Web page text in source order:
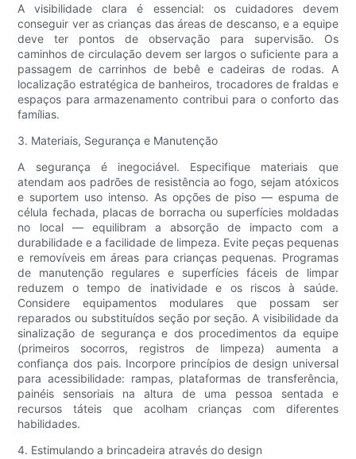
A visibilidade clara é essencial: os cuidadores devem
conseguir ver as crianças das áreas de descanso, e a equipe
deve ter pontos de observação para supervisão. Os
caminhos de circulação devem ser largos o suficiente para a
passagem de carrinhos de bebê e cadeiras de rodas. A
localização estratégica de banheiros, trocadores de fraldas e
espaços para armazenamento contribui para o conforto das
famílias.
3. Materiais, Segurança e Manutenção
A segurança é inegociável. Especifique materiais que
atendam aos padrões de resistência ao fogo, sejam atóxicos
e suportem uso intenso. As opções de piso — espuma de
célula fechada, placas de borracha ou superfícies moldadas
no local — equilibram a absorção de impacto com a
durabilidade e a facilidade de limpeza. Evite peças pequenas
e removíveis em áreas para crianças pequenas. Programas
de manutenção regulares e superfícies fáceis de limpar
reduzem o tempo de inatividade e os riscos à saúde.
Considere equipamentos modulares que possam ser
reparados ou substituídos seção por seção. A visibilidade da
sinalização de segurança e dos procedimentos da equipe
(primeiros socorros, registros de limpeza) aumenta a
confiança dos pais. Incorpore princípios de design universal
para acessibilidade: rampas, plataformas de transferência,
painéis sensoriais na altura de uma pessoa sentada e
recursos táteis que acolham crianças com diferentes
habilidades.
4. Estimulando a brincadeira através do design